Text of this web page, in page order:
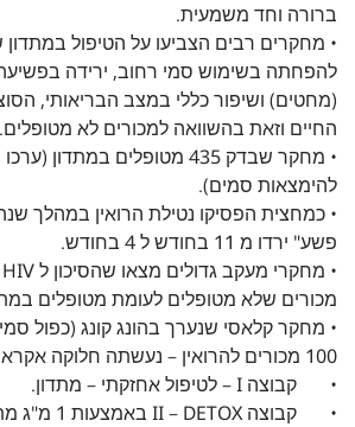
ברורה וחד משמעית.
• מחקרים רבים הצביעו על הטיפול במתדון
להפחתה בשימוש סמי רחוב, ירידה
(מחטים) ושיפור כללי במצב הבריאותי,
החיים וזאת בהשוואה למכורים לא מטופלים.
• מחקר שבדק 435 מטופלים
להימצאות סמים).
• כמחצית הפסיקו נטילת הרואין במהלך
פשע" ירדו מ 11 בחודש ל 4 בחודש.
מכורים שלא מטופלים לעומת מטופלים
• מחקר קלאסי שנערך בהונג קונג (כפול
100 מכורים להרואין – נעשתה חלוקה אקראית:
• קבוצה I – לטיפול אחזקתי – מתדון.
• קבוצה II – DETOX באמצעות 1 מ"ג מתדון ביום